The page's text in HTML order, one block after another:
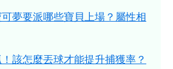
夢要派哪些寶貝上場？屬性相
該怎麼丟球才能提升捕獲率？